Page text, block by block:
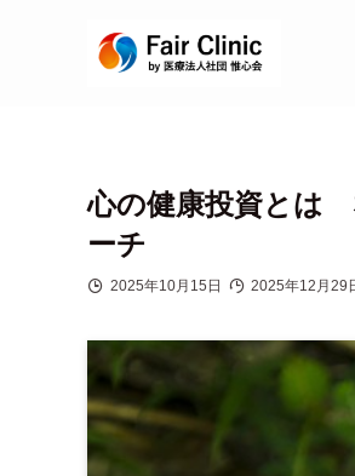
心の健康投資とは
ーチ
2025年10月15日 2025年12月29